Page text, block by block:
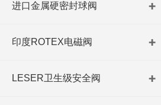
进口金属硬密封球阀
印度ROTEX电磁阀
LESER卫生级安全阀